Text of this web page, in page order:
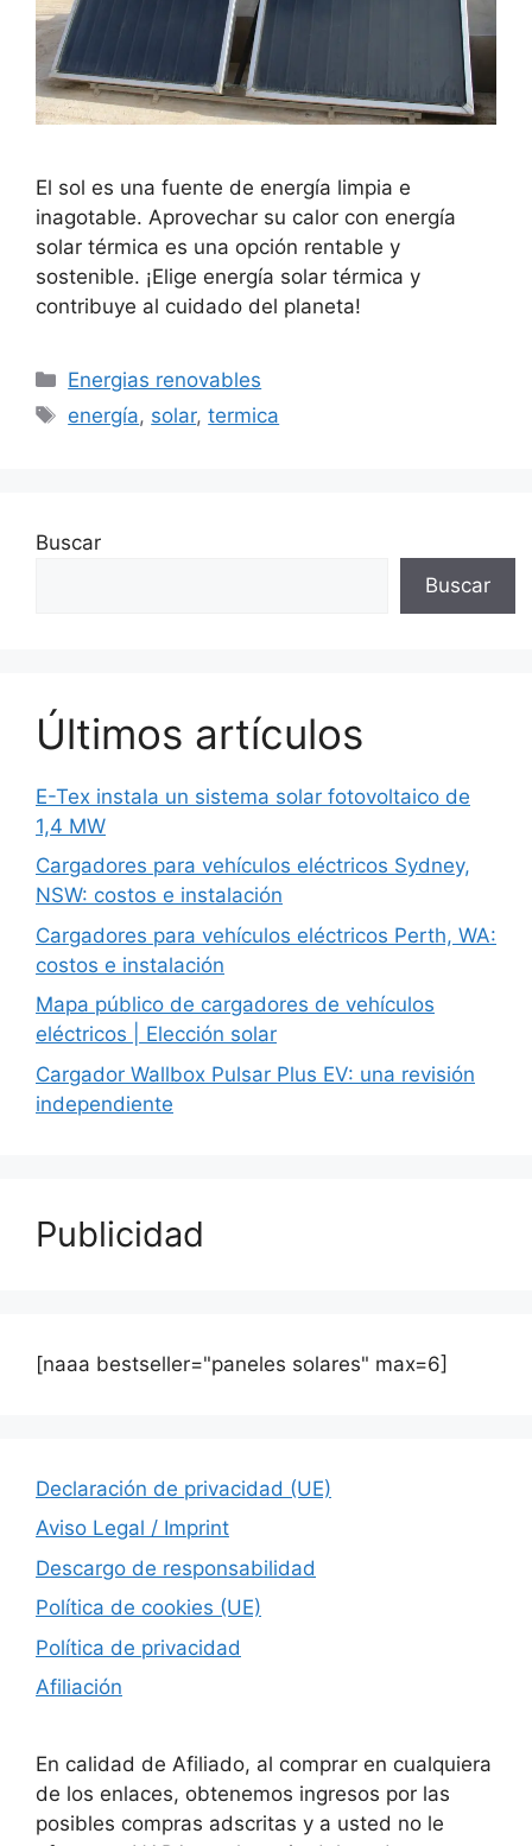
El sol es una fuente de energía limpia e
inagotable. Aprovechar su calor con energía
solar térmica es una opción rentable y
sostenible. ¡Elige energía solar térmica y
contribuye al cuidado del planeta!
Categorías
Energias renovables
Etiquetas
energía, solar,termica
Buscar
Buscar
Últimos artículos
E-Tex instala un sistema solar fotovoltaico de
1,4 MW
Cargadores para vehículos eléctricos Sydney,
NSW: costos e instalación
Cargadores para vehículos eléctricos Perth, WA:
costos e instalación
Mapa público de cargadores de vehículos
eléctricos | Elección solar
Cargador Wallbox Pulsar Plus EV: una revisión
independiente
Publicidad
[naaa bestseller="paneles solares" max=6]
Declaración de privacidad (UE)
Aviso Legal / Imprint
Descargo de responsabilidad
Política de cookies (UE)
Política de privacidad
Afiliación
En calidad de Afiliado, al comprar en cualquiera
de los enlaces, obtenemos ingresos por las
posibles compras adscritas y a usted no le